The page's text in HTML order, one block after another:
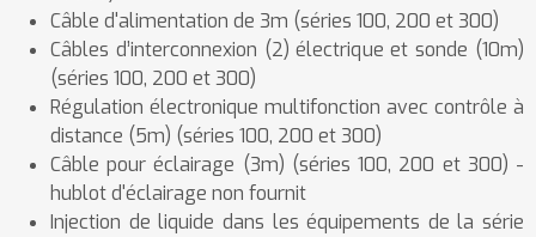
Câble d'alimentation de 3m (séries 100, 200 et 300)
Câbles d’interconnexion (2) électrique et sonde (10m)
(séries 100, 200 et 300)
Régulation électronique multifonction avec contrôle à
distance (5m) (séries 100, 200 et 300)
Câble pour éclairage (3m) (séries 100, 200 et 300) -
hublot d'éclairage non fournit
Injection de liquide dans les équipements de la série